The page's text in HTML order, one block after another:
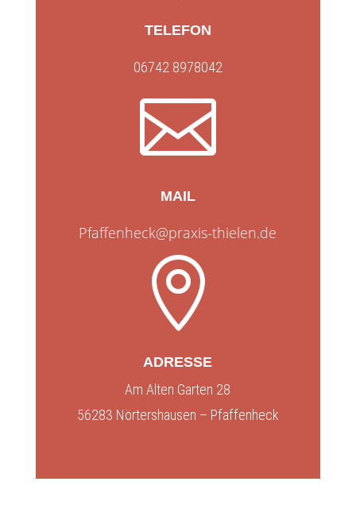
TELEFON
06742 8978042

MAIL
Pfaffenheck@praxis-thielen.de

ADRESSE
Am Alten Garten 28
56283 Nörtershausen – Pfaffenheck